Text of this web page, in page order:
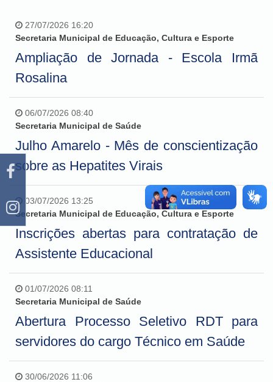
27/07/2026 16:20
Secretaria Municipal de Educação, Cultura e Esporte
Ampliação de Jornada - Escola Irmã
Rosalina
06/07/2026 08:40
Secretaria Municipal de Saúde
Julho Amarelo - Mês de conscientização
sobre as Hepatites Virais
03/07/2026 13:25
Secretaria Municipal de Educação, Cultura e Esporte
Inscrições abertas para contratação de
Assistente Educacional
01/07/2026 08:11
Secretaria Municipal de Saúde
Abertura Processo Seletivo RDT para
servidores do cargo Técnico em Saúde
30/06/2026 11:06